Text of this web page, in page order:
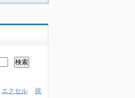
エクセル
挨